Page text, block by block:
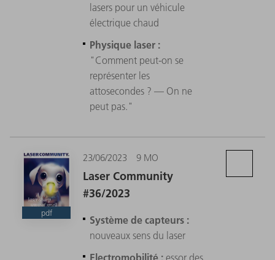
lasers pour un véhicule
électrique chaud
Physique laser :
"Comment peut-on se
représenter les
attosecondes ? — On ne
peut pas."
pdf
23/06/2023 9 MO
Laser Community
#36/2023
Système de capteurs :
nouveaux sens du laser
Electromobilité : essor des